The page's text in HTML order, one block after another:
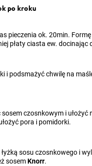
po kroku
pieczenia ok. 20min.
płaty ciasta ew. docinając
i podsmażyć chwilę na
czosnkowym i ułożyć
pora i pomidorki.
sosu czosnkowego i
sosemKnorr.